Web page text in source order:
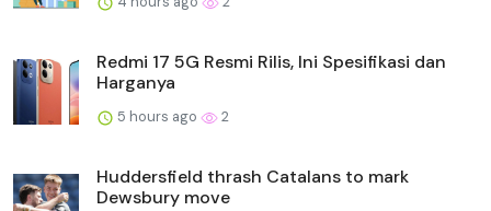
Redmi 17 5G Resmi Rilis, Ini Spesifikasi dan
Harganya
5 hours ago 2
Huddersfield thrash Catalans to mark
Dewsbury move